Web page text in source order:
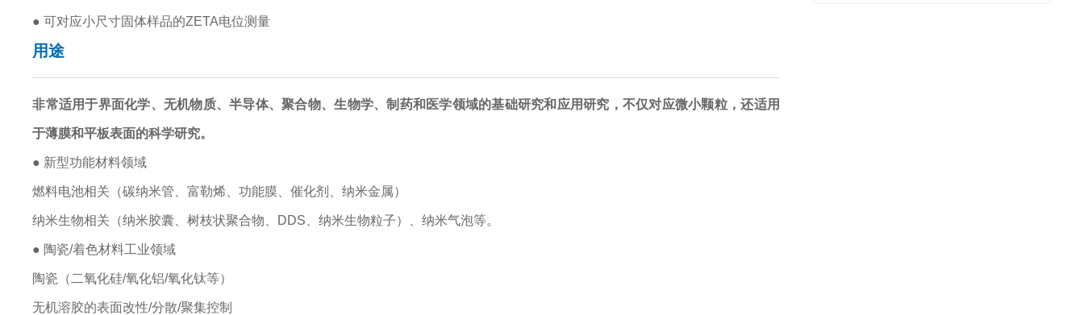
● 可对应小尺寸固体样品的ZETA电位测量
用途
非常适用于界面化学、无机物质、半导体、聚合物、生物学、制药和医学领域的基础研究和应用研究，不仅对应微小颗粒，还适用
于薄膜和平板表面的科学研究。
● 新型功能材料领域
燃料电池相关（碳纳米管、富勒烯、功能膜、催化剂、纳米金属）
纳米生物相关（纳米胶囊、树枝状聚合物、DDS、纳米生物粒子）、纳米气泡等。
● 陶瓷/着色材料工业领域
陶瓷（二氧化硅/氧化铝/氧化钛等）
无机溶胶的表面改性/分散/聚集控制